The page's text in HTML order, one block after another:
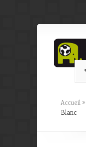
Accueil »
Blanc